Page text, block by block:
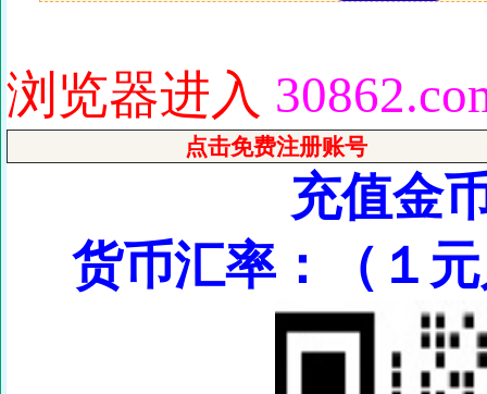
浏览器进入
点击免费注册账号
充值金
货币汇率：（１